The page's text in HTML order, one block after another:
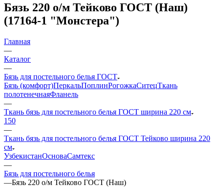
Бязь 220 о/м Тейково ГОСТ (Наш)
(17164-1 "Монстера")
Главная
—
Каталог
—
Бязь для постельного белья ГОСТ
Бязь (комфорт)ПеркальПоплинРогожкаСитецТкань
полотенечнаяФланель
—
Ткань бязь для постельного белья ГОСТ ширина 220 см
150
—
Ткань бязь для постельного белья ГОСТ Тейково ширина 220
см
УзбекистанОсноваСамтекс
—
Бязь для постельного белья
—Бязь 220 о/м Тейково ГОСТ (Наш)